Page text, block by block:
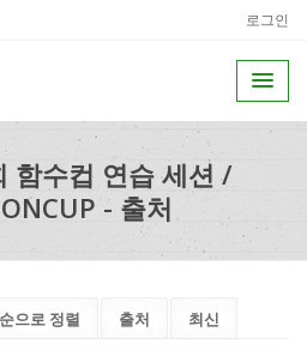
로그인
함수컵 연습 세션 /
- 출처
으로 정렬 출처 최신